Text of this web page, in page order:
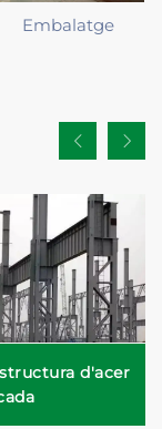
Embalatge
d'acer